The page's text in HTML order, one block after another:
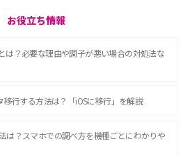
お役立ち情報
は？必要な理由や調子が悪い場合の対処法な
行する方法は？「iOSに移行」を解説
は？スマホでの調べ方を機種ごとにわかりや